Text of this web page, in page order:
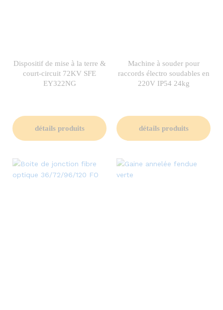
Dispositif de mise à la terre &
court-circuit 72KV SFE
EY322NG
détails produits
Machine à souder pour
raccords électro soudables en
220V IP54 24kg
détails produits